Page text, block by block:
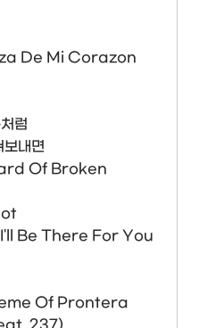
De Mi Corazon
럼
내면
Of Broken
Be There For You
Of Prontera